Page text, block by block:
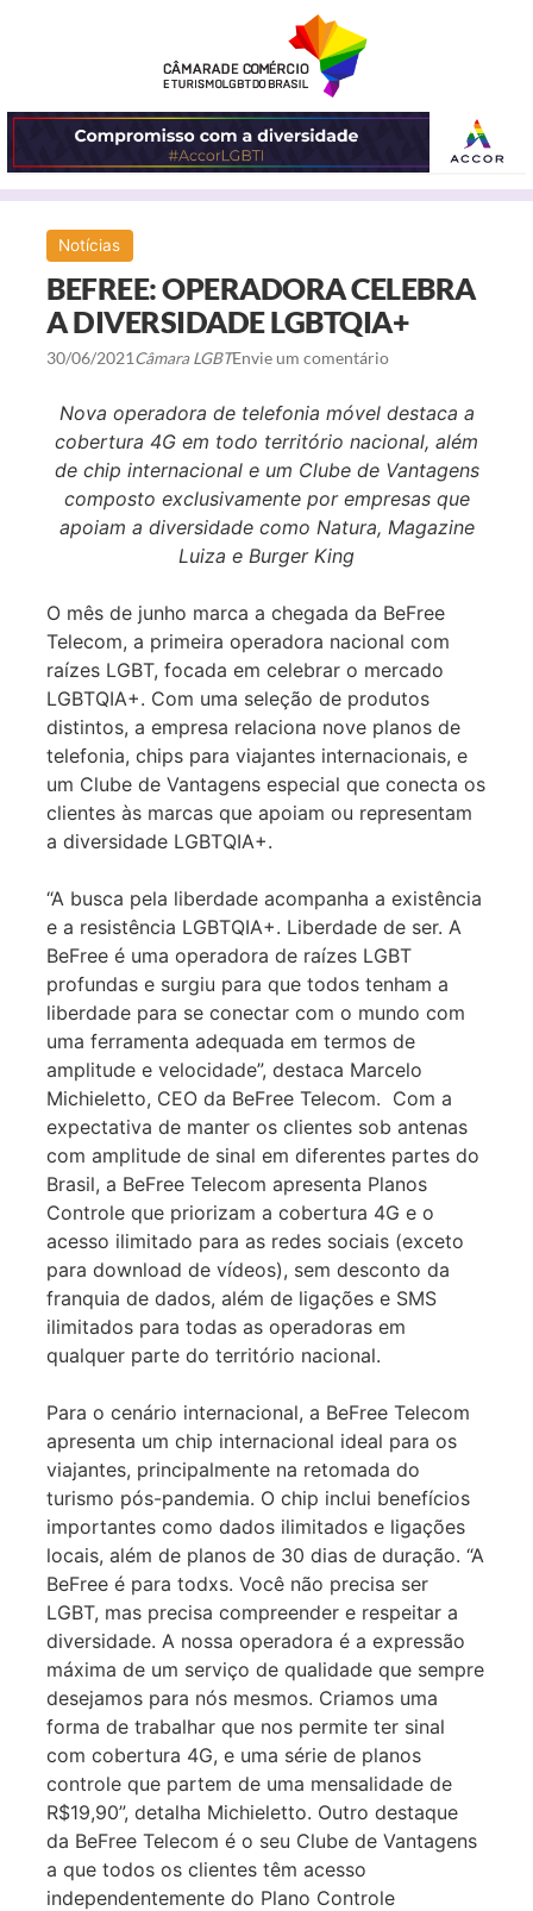
O
MENU
Notícias
BEFREE: OPERADORA CELEBRA
A DIVERSIDADE LGBTQIA+
30/06/2021Câmara LGBTEnvie um comentário
Nova operadora de telefonia móvel destaca a
cobertura 4G em todo território nacional, além
de chip internacional e um Clube de Vantagens
composto exclusivamente por empresas que
apoiam a diversidade como Natura, Magazine
Luiza e Burger King
O mês de junho marca a chegada da BeFree
Telecom, a primeira operadora nacional com
raízes LGBT, focada em celebrar o mercado
LGBTQIA+. Com uma seleção de produtos
distintos, a empresa relaciona nove planos de
telefonia, chips para viajantes internacionais, e
um Clube de Vantagens especial que conecta os
clientes às marcas que apoiam ou representam
a diversidade LGBTQIA+.
“A busca pela liberdade acompanha a existência
e a resistência LGBTQIA+. Liberdade de ser. A
BeFree é uma operadora de raízes LGBT
profundas e surgiu para que todos tenham a
liberdade para se conectar com o mundo com
uma ferramenta adequada em termos de
amplitude e velocidade”, destaca Marcelo
Michieletto, CEO da BeFree Telecom. Com a
expectativa de manter os clientes sob antenas
com amplitude de sinal em diferentes partes do
Brasil, a BeFree Telecom apresenta Planos
Controle que priorizam a cobertura 4G e o
acesso ilimitado para as redes sociais (exceto
para download de vídeos), sem desconto da
franquia de dados, além de ligações e SMS
ilimitados para todas as operadoras em
qualquer parte do território nacional.
Para o cenário internacional, a BeFree Telecom
apresenta um chip internacional ideal para os
viajantes, principalmente na retomada do
turismo pós-pandemia. O chip inclui benefícios
importantes como dados ilimitados e ligações
locais, além de planos de 30 dias de duração. “A
BeFree é para todxs. Você não precisa ser
LGBT, mas precisa compreender e respeitar a
diversidade. A nossa operadora é a expressão
máxima de um serviço de qualidade que sempre
desejamos para nós mesmos. Criamos uma
forma de trabalhar que nos permite ter sinal
com cobertura 4G, e uma série de planos
controle que partem de uma mensalidade de
R$19,90”, detalha Michieletto. Outro destaque
da BeFree Telecom é o seu Clube de Vantagens
a que todos os clientes têm acesso
independentemente do Plano Controle